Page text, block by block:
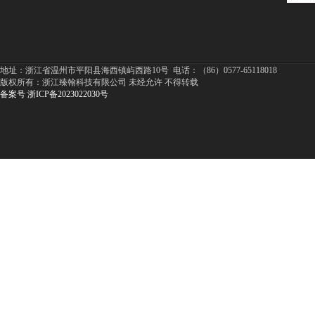
地址：浙江省温州市平阳县海西镇屿西路10号 电话：（86）0577-65118018
版权所有：浙江臻翰科技有限公司 未经允许 不得转载
备案号 浙ICP备2023022030号